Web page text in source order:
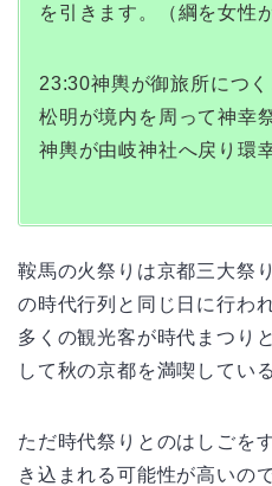
を引きます。（綱を女性
23:30神輿が御旅所につ
松明が境内を周って神幸
神輿が由岐神社へ戻り環
鞍馬の火祭りは京都三大祭
の時代行列と同じ日に行わ
多くの観光客が時代まつり
して秋の京都を満喫してい
ただ時代祭りとのはしごを
き込まれる可能性が高いの